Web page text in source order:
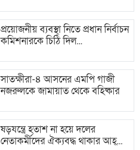
প্রয়োজনীয় ব্যবস্থা নিতে প্রধান নির্বাচন
কমিশনারকে চিঠি দিল...
সাতক্ষীরা-৪ আসনের এমপি গাজী
নজরুলকে জামায়াত থেকে বহিষ্কার
ষড়যন্ত্রে হতাশ না হয়ে দলের
নেতাকর্মীদের ঐক্যবদ্ধ থাকার আহ্...